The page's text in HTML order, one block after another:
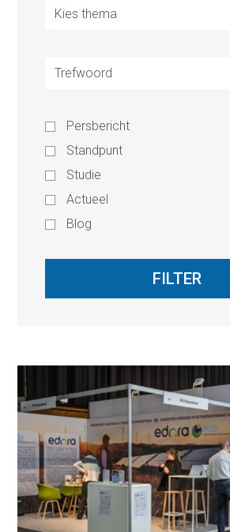
Persbericht
Standpunt
Studie
Actueel
Blog